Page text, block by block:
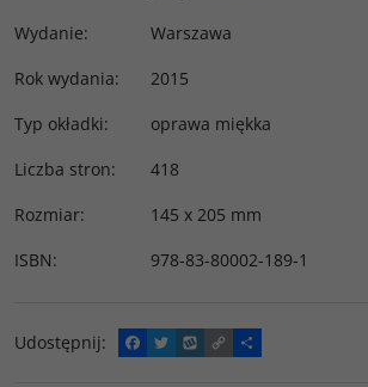
Wydanie:
Warszawa
Rok wydania:
2015
Typ okładki:
oprawa miękka
Liczba stron:
418
Rozmiar:
145 x 205 mm
ISBN: 978-83-80002-189-1
Udostępnij:
F
a
T
w
W
y
C
o
P
o